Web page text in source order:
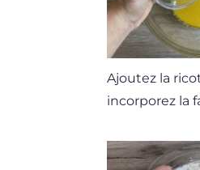
Ajoutez la
incorporez la